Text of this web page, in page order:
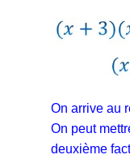
On arrive au
On peut
deuxième